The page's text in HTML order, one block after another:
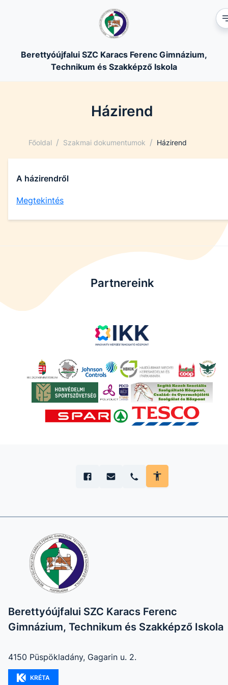
Berettyóújfalui SZC Karacs Ferenc Gimnázium,
Technikum és Szakképző Iskola
Házirend
Főoldal / Szakmai dokumentumok / Házirend
A házirendről
Megtekintés
Partnereink
Berettyóújfalui SZC Karacs Ferenc
Gimnázium, Technikum és Szakképző Iskola
4150 Püspökladány, Gagarin u. 2.
KRÉTA